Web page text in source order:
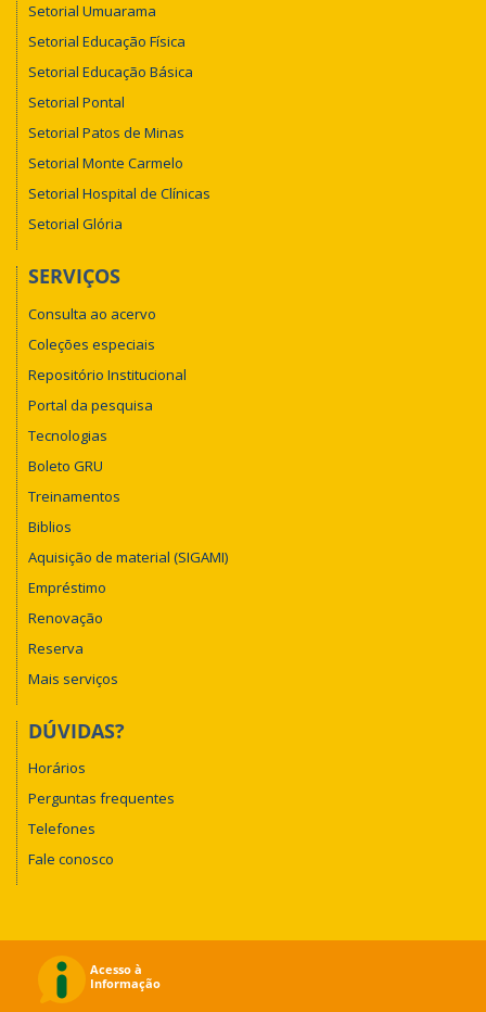
Setorial Umuarama
Setorial Educação Física
Setorial Educação Básica
Setorial Pontal
Setorial Patos de Minas
Setorial Monte Carmelo
Setorial Hospital de Clínicas
Setorial Glória
SERVIÇOS
Consulta ao acervo
Coleções especiais
Repositório Institucional
Portal da pesquisa
Tecnologias
Boleto GRU
Treinamentos
Biblios
Aquisição de material (SIGAMI)
Empréstimo
Renovação
Reserva
Mais serviços
DÚVIDAS?
Horários
Perguntas frequentes
Telefones
Fale conosco